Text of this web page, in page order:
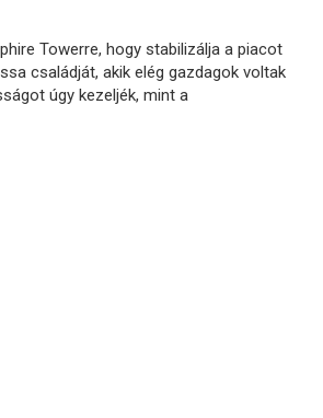
Towerre, hogy stabilizálja a piacot
családját, akik elég gazdagok voltak
úgy kezeljék, mint a